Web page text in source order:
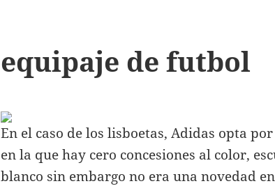
equipaje de futbol
En el caso de los lisboetas, Adidas opta
en la que hay cero concesiones al color,
blanco sin embargo no era una novedad